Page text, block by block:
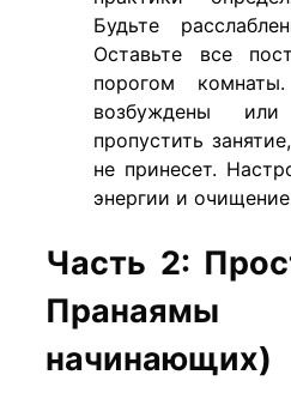
Будьте
Оставьте все
порогом
возбуждены
пропустить
не принесет.
энергии и
Часть 2:
начинающих)